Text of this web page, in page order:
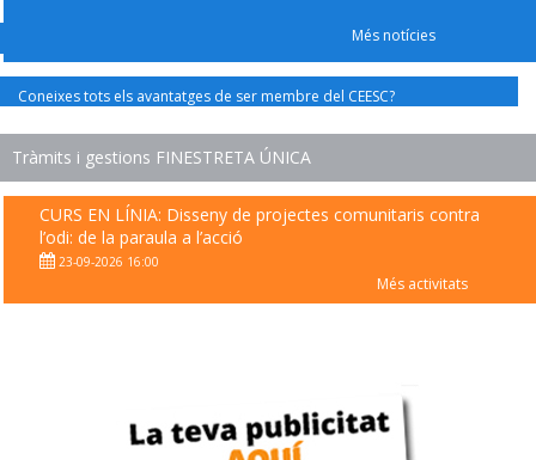
Més notícies
Coneixes tots els avantatges de ser membre del CEESC?
CURS EN LÍNIA: Disseny de projectes comunitaris contra
l’odi: de la paraula a l’acció
23-09-2026 16:00
Més activitats
Tràmits i gestions FINESTRETA ÚNICA